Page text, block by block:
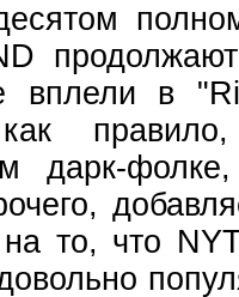
вплели в
дарк-
то, что